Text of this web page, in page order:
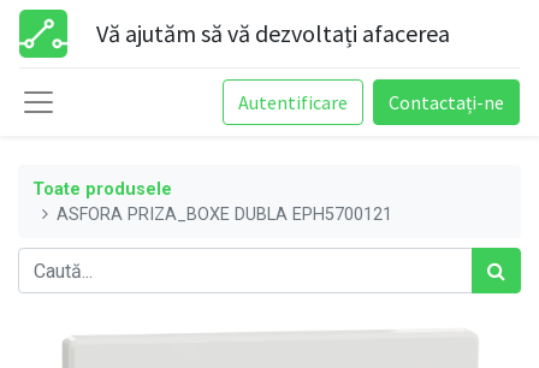
Vă ajutăm să vă dezvoltați afacerea
Autentificare Contactați-ne
Toate produsele
ASFORA PRIZA_BOXE DUBLA EPH5700121